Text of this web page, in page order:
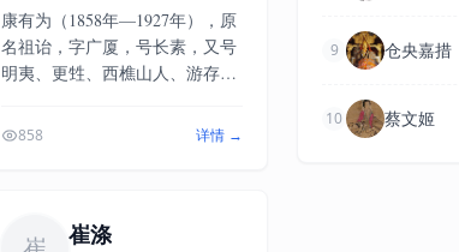
康有为（1858年—1927年），原
名祖诒，字广厦，号长素，又号
明夷、更甡、西樵山人、游存
灶苏村人，人称康南海，中国晚
家庭，光绪五年（1879年）开始
858 详情 →
崔涤
9 仓央嘉措
10 蔡文姬